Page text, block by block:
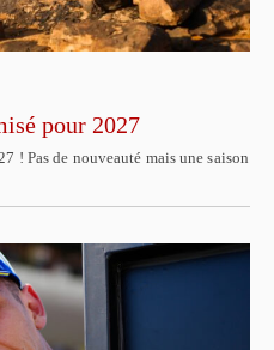
pour 2027
! Pas de nouveauté mais une saison